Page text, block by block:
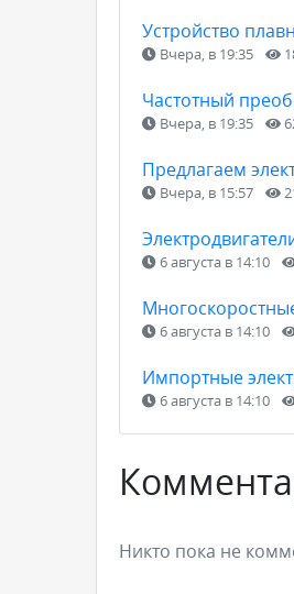
Устройство
Вчера, в 19:35
Частотный
Вчера, в 19:35
Предлагаем
Вчера, в 15:57
6 августа в 14:10
6 августа в 14:10
Импортные
6 августа в 14:10
Никто пока не